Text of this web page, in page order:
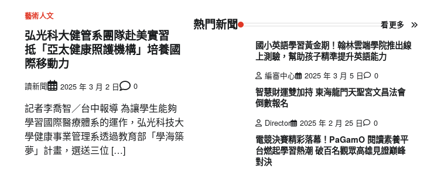
藝術人文
弘光科大健管系團隊赴美實習
抵「亞太健康照護機構」培養國
際移動力
讀新聞 2025 年 3 月 2 日 0
記者李喬智／台中報導 為讓學生能夠
學習國際醫療體系的運作，弘光科技大
學健康事業管理系透過教育部「學海築
夢」計畫，選送三位 […]
熱門新聞 看更多
國小英語學習黃金期！翰林雲端學院推出線
上測驗，幫助孩子精準提升英語能力
編審中心 2025 年 3 月 5 日 0
智慧財運雙加持 東海龍門天聖宮文昌法會
倒數報名
Director 2025 年 2 月 25 日 0
電競決賽精彩落幕！PaGamO 閱讀素養平
台燃起學習熱潮 破百名觀眾高雄見證巔峰
對決